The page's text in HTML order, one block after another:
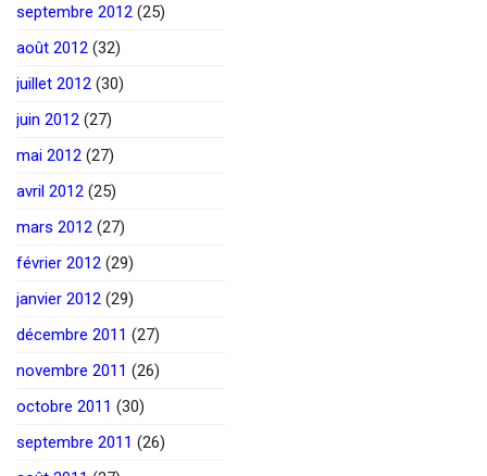
septembre 2012 (25)
août 2012 (32)
juillet 2012 (30)
juin 2012 (27)
mai 2012 (27)
avril 2012 (25)
mars 2012 (27)
février 2012 (29)
janvier 2012 (29)
décembre 2011 (27)
novembre 2011 (26)
octobre 2011 (30)
septembre 2011 (26)